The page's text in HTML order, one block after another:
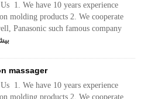
1. We have 10 years experience
molding products 2. We cooperate
Panasonic such famous company
massager
1. We have 10 years experience
molding products 2. We cooperate